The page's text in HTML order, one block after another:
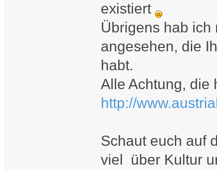
existiert
Übrigens hab ich
angesehen, die
habt.
Alle Achtung, die
http://
Schaut euch auf
viel über Kultur